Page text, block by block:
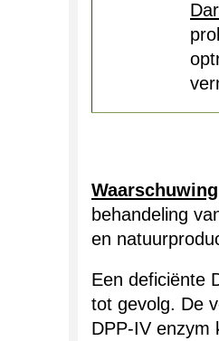
behandeling
en
Een deficiënte
tot gevolg. De
DPP-IV enzym